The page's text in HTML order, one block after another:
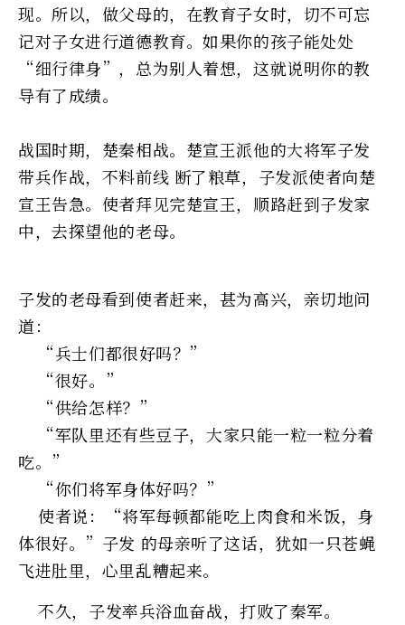
现。所以，做父母的，在教育子女时，切不可忘
记对子女进行道德教育。如果你的孩子能处处
“细行律身”，总为别人着想，这就说明你的教
导有了成绩。
战国时期，楚秦相战。楚宣王派他的大将军子发
带兵作战，不料前线 断了粮草，子发派使者向楚
宣王告急。使者拜见完楚宣王，顺路赶到子发家
中，去探望他的老母。
子发的老母看到使者赶来，甚为高兴，亲切地问
道：
“兵士们都很好吗？”
“很好。”
“供给怎样？”
“军队里还有些豆子，大家只能一粒一粒分着
吃。”
“你们将军身体好吗？”
使者说：“将军每顿都能吃上肉食和米饭，身
体很好。”子发 的母亲听了这话，犹如一只苍蝇
飞进肚里，心里乱糟起来。
不久，子发率兵浴血奋战，打败了秦军。